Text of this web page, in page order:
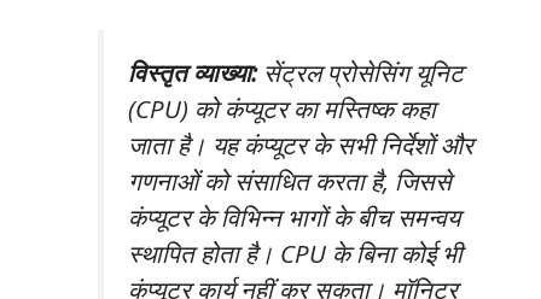
विस्तृत व्याख्या:सेंट्रल प्रोसेसिंग यूनिट
(CPU) को कंप्यूटर का मस्तिष्क कहा
जाता है। यह कंप्यूटर के सभी निर्देशों और
गणनाओं को संसाधित करता है, जिससे
कंप्यूटर के विभिन्न भागों के बीच समन्वय
स्थापित होता है। CPU के बिना कोई भी
कंप्यूटर कार्य नहीं कर सकता। मॉनिटर